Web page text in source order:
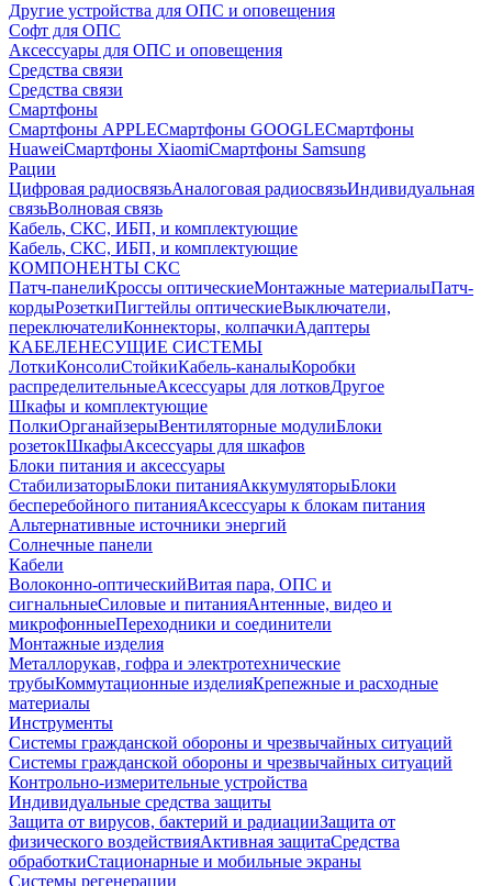
Другие устройства для ОПС и оповещения
Софт для ОПС
Аксессуары для ОПС и оповещения
Средства связи
Средства связи
Смартфоны
Смартфоны APPLEСмартфоны GOOGLEСмартфоны
HuaweiСмартфоны XiaomiСмартфоны Samsung
Рации
Цифровая радиосвязьАналоговая радиосвязьИндивидуальная
связьВолновая связь
Кабель, СКС, ИБП, и комплектующие
Кабель, СКС, ИБП, и комплектующие
КОМПОНЕНТЫ СКС
Патч-панелиКроссы оптическиеМонтажные материалыПатч-
кордыРозеткиПигтейлы оптическиеВыключатели,
переключателиКоннекторы, колпачкиАдаптеры
КАБЕЛЕНЕСУЩИЕ СИСТЕМЫ
ЛоткиКонсолиСтойкиКабель-каналыКоробки
распределительныеАксессуары для лотковДругое
Шкафы и комплектующие
ПолкиОрганайзерыВентиляторные модулиБлоки
розетокШкафыАксессуары для шкафов
Блоки питания и аксессуары
СтабилизаторыБлоки питанияАккумуляторыБлоки
бесперебойного питанияАксессуары к блокам питания
Альтернативные источники энергий
Солнечные панели
Кабели
Волоконно-оптическийВитая пара, ОПС и
сигнальныеСиловые и питанияАнтенные, видео и
микрофонныеПереходники и соединители
Монтажные изделия
Металлорукав, гофра и электротехнические
трубыКоммутационные изделияКрепежные и расходные
материалы
Инструменты
Системы гражданской обороны и чрезвычайных ситуаций
Системы гражданской обороны и чрезвычайных ситуаций
Контрольно-измерительные устройства
Индивидуальные средства защиты
Защита от вирусов, бактерий и радиацииЗащита от
физического воздействияАктивная защитаСредства
обработкиСтационарные и мобильные экраны
Системы регенерации